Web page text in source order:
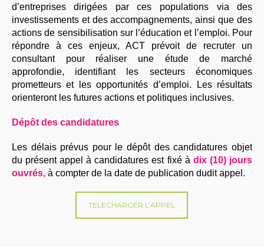
d’entreprises dirigées par ces populations via des
investissements et des accompagnements, ainsi que des
actions de sensibilisation sur l’éducation et l’emploi. Pour
répondre à ces enjeux, ACT prévoit de recruter un
consultant pour réaliser une étude de marché
approfondie, identifiant les secteurs économiques
prometteurs et les opportunités d’emploi. Les résultats
orienteront les futures actions et politiques inclusives.
Dépôt des candidatures
Les délais prévus pour le dépôt des candidatures objet
du présent appel à candidatures est fixé à dix (10) jours
ouvrés, à compter de la date de publication dudit appel.
TELECHARGER L’APPEL